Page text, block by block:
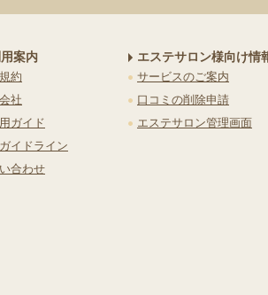
案内
約
社
ガイド
イドライン
合わせ
エステサロン様向け情
サービスのご案内
口コミの削除申請
エステサロン管理画面